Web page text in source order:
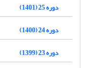
دوره 25 (1401)
دوره 24 (1400)
دوره 23 (1399)